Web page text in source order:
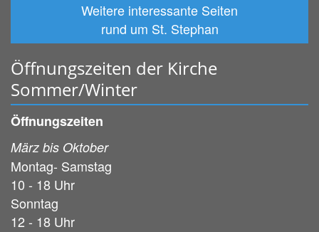
Weitere interessante Seiten
rund um St. Stephan
Öffnungszeiten der Kirche
Sommer/Winter
Öffnungszeiten
März bis Oktober
Montag- Samstag
10 - 18 Uhr
Sonntag
12 - 18 Uhr